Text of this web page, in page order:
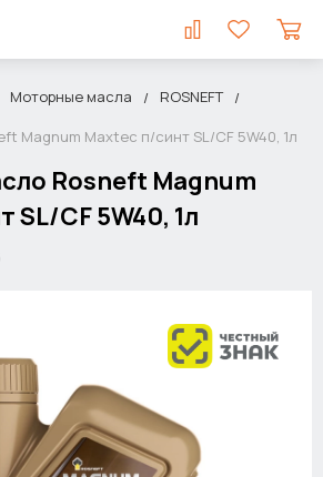
Моторные масла
ROSNEFT
Magnum Maxtec п/синт SL/CF 5W40, 1л
Rosneft Magnum
SL/CF 5W40, 1л